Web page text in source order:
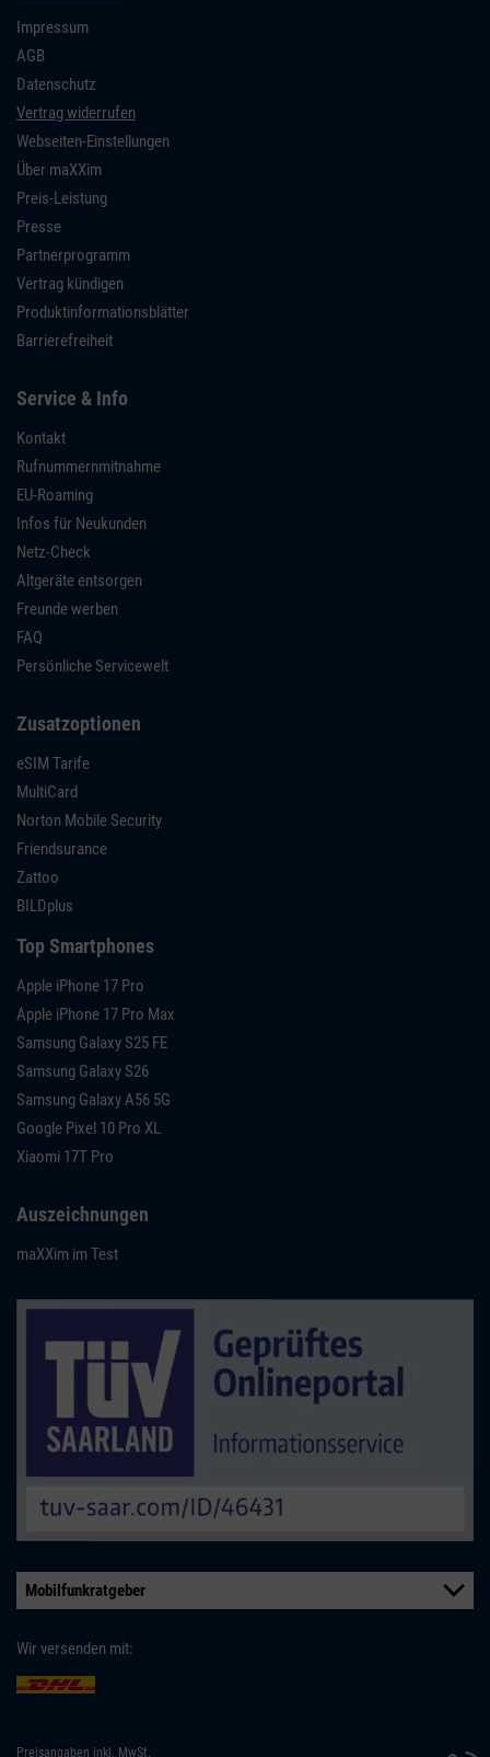
Impressum
AGB
Datenschutz
Vertrag widerrufen
Webseiten-Einstellungen
Über maXXim
Preis-Leistung
Presse
Partnerprogramm
Vertrag kündigen
Produktinformationsblätter
Barrierefreiheit
Service & Info
Kontakt
Rufnummernmitnahme
EU-Roaming
Infos für Neukunden
Netz-Check
Altgeräte entsorgen
Freunde werben
FAQ
Persönliche Servicewelt
Zusatzoptionen
eSIM Tarife
MultiCard
Norton Mobile Security
Friendsurance
Zattoo
BILDplus
Top Smartphones
Apple iPhone 17 Pro
Apple iPhone 17 Pro Max
Samsung Galaxy S25 FE
Samsung Galaxy S26
Samsung Galaxy A56 5G
Google Pixel 10 Pro XL
Xiaomi 17T Pro
Auszeichnungen
maXXim im Test
Mobilfunkratgeber
Wir versenden mit:
Preisangaben inkl. MwSt.